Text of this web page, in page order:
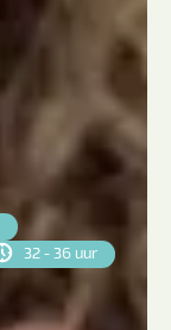
32 - 36 uur